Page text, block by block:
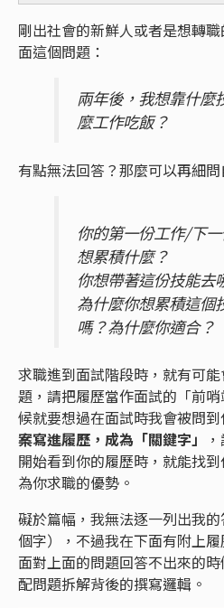
剛出社會的新鮮人或者是想轉
面這個問題：
兩年後，我想靠什麼
麼工作吃飯？
有點無法回答？那麼可以再細問
你的第一份工作/下
想累積什麼？
你想帶著這份技能去
為什麼你想累積這個
嗎？為什麼你適合？
求職進到面試階段時，就有可
題，請把履歷當作面試的「前
候就要想過在面試時我會被問到
案寫進履歷，成為「關鍵字」
開始看到你的履歷時，就能找
為你求職的優勢。
礙於篇幅，我無法逐一列出我
個字），不過我在下面有附上
面對上面的問題回答不出來的
配問題拆解背後的撰寫邏輯。